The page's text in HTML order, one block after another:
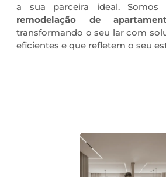
a sua parceira ideal. Somos
remodelação de
transformando o seu lar com
eficientes e que refletem o seu